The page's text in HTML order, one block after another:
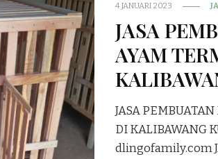
4 JANUARI 2023
JASA
AYAM
JASA
DI KALIBAWANG
dlingofamily.com